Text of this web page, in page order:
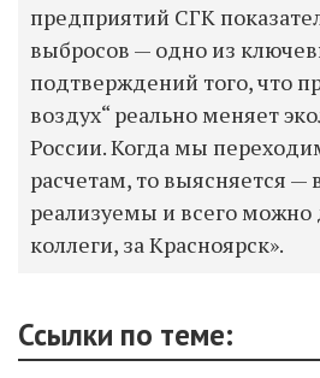
предприятий СГК
выбросов — одно из
подтверждений того, что
воздух“ реально меняет
России. Когда мы
расчетам, то выясняется —
реализуемы и всего можно
коллеги, за Красноярск».
Ссылки по теме: